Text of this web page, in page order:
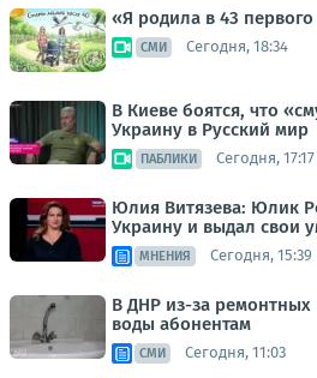
«Я родила в 43
СМИ Сегодня, 18:34
В Киеве боятся, что
Украину в Русский мир
ПАБЛИКИ Сегодня, 17:17
Юлия Витязева: Юлик
Украину и выдал свои
МНЕНИЯ Сегодня, 15:39
В ДНР из-за ремонтных
воды абонентам
СМИ Сегодня, 11:03